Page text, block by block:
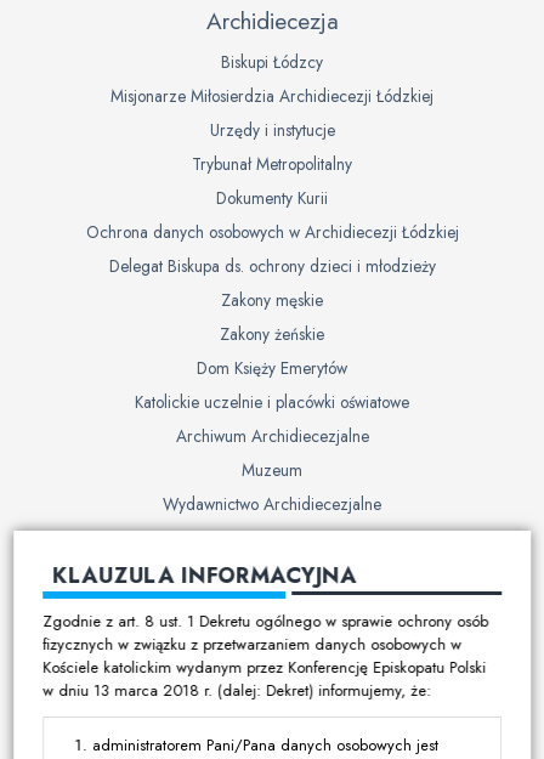
Archidiecezja
Biskupi Łódzcy
Misjonarze Miłosierdzia Archidiecezji Łódzkiej
Urzędy i instytucje
Trybunał Metropolitalny
Dokumenty Kurii
Ochrona danych osobowych w Archidiecezji Łódzkiej
Delegat Biskupa ds. ochrony dzieci i młodzieży
Zakony męskie
Zakony żeńskie
Dom Księży Emerytów
Katolickie uczelnie i placówki oświatowe
Archiwum Archidiecezjalne
Muzeum
Wydawnictwo Archidiecezjalne
Cmentarze
Duszpasterstwo
Program duszpasterski
Kalendarz pracy duszpasterskiej
Duszpasterstwo specjalistyczne
Ruchy i stowarzyszenia
KLAUZULA INFORMACYJNA
Zgodnie z art. 8 ust. 1 Dekretu ogólnego w sprawie ochrony osób
fizycznych w związku z przetwarzaniem danych osobowych w
Kościele katolickim wydanym przez Konferencję Episkopatu Polski
w dniu 13 marca 2018 r. (dalej: Dekret) informujemy, że:
administratorem Pani/Pana danych osobowych jest